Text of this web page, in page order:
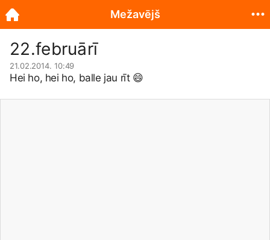
22.februārī
21.02.2014. 10:49
Hei ho, hei ho, balle jau rīt 😄
Mežavējš